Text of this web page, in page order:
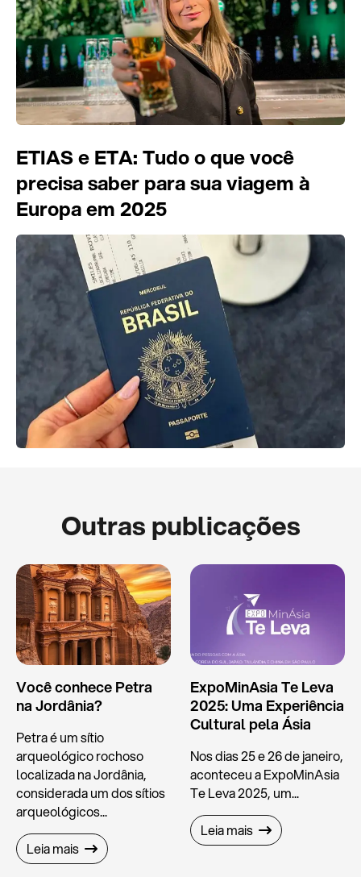
ETIAS e ETA: Tudo o que você
precisa saber para sua viagem à
Europa em 2025
Outras publicações
Você conhece Petra
na Jordânia?
Petra é um sítio
arqueológico rochoso
localizada na Jordânia,
considerada um dos sítios
arqueológicos...
Leia mais
ExpoMinAsia Te Leva
2025: Uma Experiência
Cultural pela Ásia
Nos dias 25 e 26 de janeiro,
aconteceu a ExpoMinAsia
Te Leva 2025, um...
Leia mais